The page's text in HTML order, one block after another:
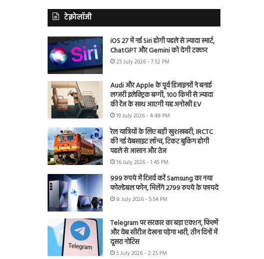
टेक्नोलॉजी
iOS 27 में नई Siri होगी पहले से ज्यादा स्मार्ट,
ChatGPT और Gemini को देगी टक्कर
25 July 2026 - 7:52 PM
Audi और Apple के पूर्व डिजाइनरों ने बनाई
लग्जरी इलेक्ट्रिक बग्गी, 100 किमी से ज्यादा
की रेंज के साथ आएगी यह अनोखी EV
19 July 2026 - 4:48 PM
रेल यात्रियों के लिए बड़ी खुशखबरी, IRCTC
की नई वेबसाइट लॉन्च, टिकट बुकिंग होगी
पहले से आसान और तेज
16 July 2026 - 1:45 PM
999 रुपये में रिजर्व करें Samsung का नया
फोल्डेबल फोन, मिलेंगे 2799 रुपये के फायदे
8 July 2026 - 5:54 PM
Telegram पर सरकार का बड़ा एक्शन, फिल्में
और वेब सीरीज देखना पड़ेगा भारी, तीन दिनों में
दूसरा नोटिस
5 July 2026 - 2:25 PM